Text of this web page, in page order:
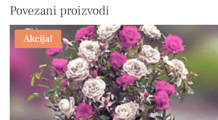
Povezani proizvodi
Akcija!